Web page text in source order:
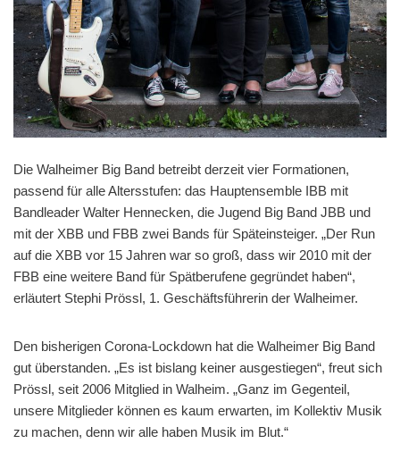
Die Walheimer Big Band betreibt derzeit vier Formationen,
passend für alle Altersstufen: das Hauptensemble IBB mit
Bandleader Walter Hennecken, die Jugend Big Band JBB und
mit der XBB und FBB zwei Bands für Späteinsteiger. „Der Run
auf die XBB vor 15 Jahren war so groß, dass wir 2010 mit der
FBB eine weitere Band für Spätberufene gegründet haben“,
erläutert Stephi Prössl, 1. Geschäftsführerin der Walheimer.
Den bisherigen Corona-Lockdown hat die Walheimer Big Band
gut überstanden. „Es ist bislang keiner ausgestiegen“, freut sich
Prössl, seit 2006 Mitglied in Walheim. „Ganz im Gegenteil,
unsere Mitglieder können es kaum erwarten, im Kollektiv Musik
zu machen, denn wir alle haben Musik im Blut.“